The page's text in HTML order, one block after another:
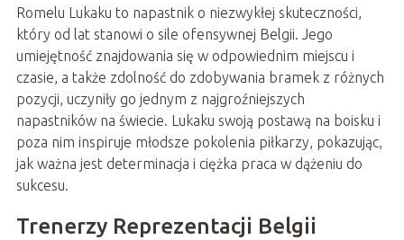
Romelu Lukaku to napastnik o niezwykłej skuteczności,
który od lat stanowi o sile ofensywnej Belgii. Jego
umiejętność znajdowania się w odpowiednim miejscu i
czasie, a także zdolność do zdobywania bramek z różnych
pozycji, uczyniły go jednym z najgroźniejszych
napastników na świecie. Lukaku swoją postawą na boisku i
poza nim inspiruje młodsze pokolenia piłkarzy, pokazując,
jak ważna jest determinacja i ciężka praca w dążeniu do
sukcesu.
Trenerzy Reprezentacji Belgii